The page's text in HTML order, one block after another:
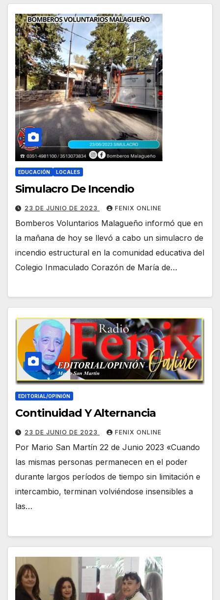
EDUCACIÓN LOCALES
Simulacro De Incendio
23 DE JUNIO DE 2023 FENIX ONLINE
Bomberos Voluntarios Malagueño informó que en
la mañana de hoy se llevó a cabo un simulacro de
incendio estructural en la comunidad educativa del
Colegio Inmaculado Corazón de María de…
EDITORIAL/OPINIÓN
Continuidad Y Alternancia
23 DE JUNIO DE 2023 FENIX ONLINE
Por Mario San Martín 22 de Junio 2023 «Cuando
las mismas personas permanecen en el poder
durante largos períodos de tiempo sin limitación e
intercambio, terminan volviéndose insensibles a
las…